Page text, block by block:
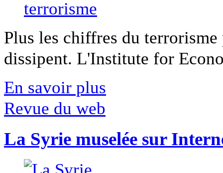
Plus les chiffres du
dissipent. L'Institute for
En savoir plus
Revue du web
La Syrie muselée sur